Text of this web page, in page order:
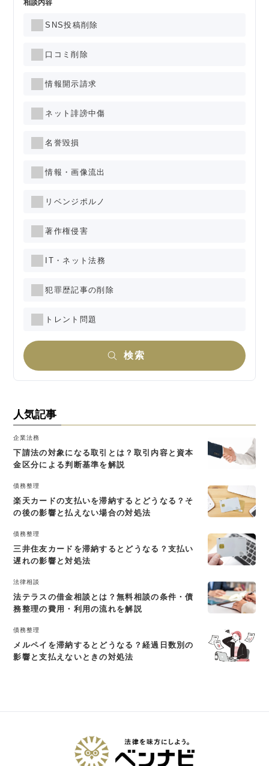
相談内容
SNS投稿削除
口コミ削除
情報開示請求
ネット誹謗中傷
名誉毀損
情報・画像流出
リベンジポルノ
著作権侵害
IT・ネット法務
犯罪歴記事の削除
トレント問題
検索
人気記事
企業法務
下請法の対象になる取引とは？取引内容と資本
金区分による判断基準を解説
債務整理
楽天カードの支払いを滞納するとどうなる？そ
の後の影響と払えない場合の対処法
債務整理
三井住友カードを滞納するとどうなる？支払い
遅れの影響と対処法
法律相談
法テラスの借金相談とは？無料相談の条件・債
務整理の費用・利用の流れを解説
債務整理
メルペイを滞納するとどうなる？経過日数別の
影響と支払えないときの対処法